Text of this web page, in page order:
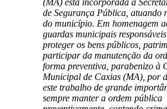
de Segurança Pública, atuando
do município. Em homenagem
guardas municipais
proteger os bens públicos,
participar da manutenção da
forma preventiva, parabenizo à
Municipal de Caxias (MA), por
este trabalho de grande
sempre manter a ordem pública